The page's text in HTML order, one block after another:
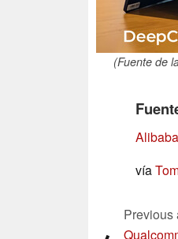
(Fuente de
Alibaba
vía
Previous